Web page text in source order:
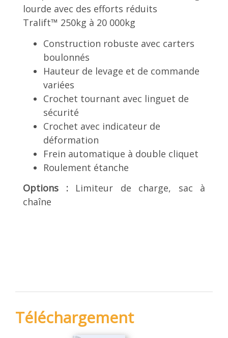
lourde avec des efforts réduits
Tralift™ 250kg à 20 000kg
Construction robuste avec carters
boulonnés
Hauteur de levage et de commande
variées
Crochet tournant avec linguet de
sécurité
Crochet avec indicateur de
déformation
Frein automatique à double cliquet
Roulement étanche
Options :Limiteur de charge, sac à
chaîne
Téléchargement